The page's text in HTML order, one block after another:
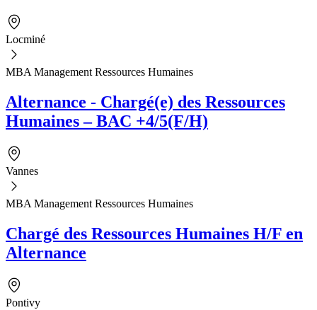
Locminé
MBA Management Ressources Humaines
Alternance - Chargé(e) des Ressources
Humaines – BAC +4/5(F/H)
Vannes
MBA Management Ressources Humaines
Chargé des Ressources Humaines H/F en
Alternance
Pontivy